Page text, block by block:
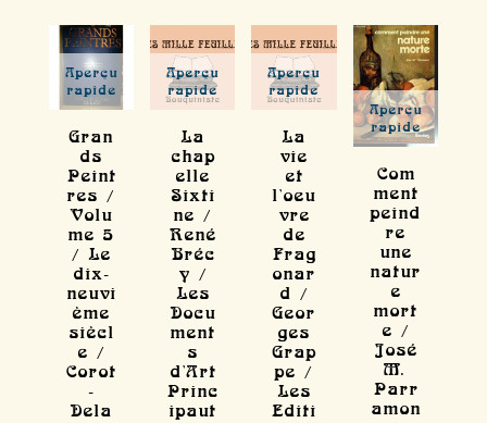
Aperçu
rapide
Gran
ds
Peint
res /
Volu
me 5
/ Le
dix-
neuvi
ème
siècl
e /
Corot
-
Dela
Aperçu
rapide
La
chap
elle
Sixti
ne /
René
Bréc
y /
Les
Docu
ment
s
d'Art
Princ
ipaut
Aperçu
rapide
La
vie
et
l'oeu
vre
de
Frag
onar
d /
Geor
ges
Grap
pe /
Les
Editi
Aperçu
rapide
Com
ment
peind
re
une
natur
e
mort
e /
José
M.
Parr
amon